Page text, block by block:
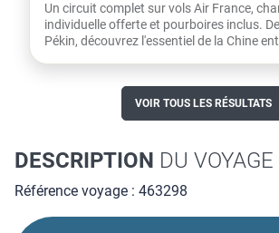
Un circuit complet sur vols Air France,
individuelle offerte et pourboires inclus.
Pékin, découvrez l'essentiel de la Chine
VOIR TOUS LES RÉSULTATS
DESCRIPTION DU VOYAGE
Référence voyage : 463298